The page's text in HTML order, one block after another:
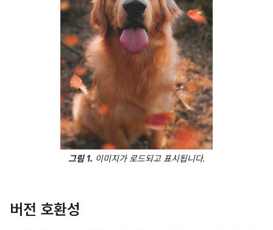
그림 1. 이미지가 로드되고 표시됩니다.
버전 호환성